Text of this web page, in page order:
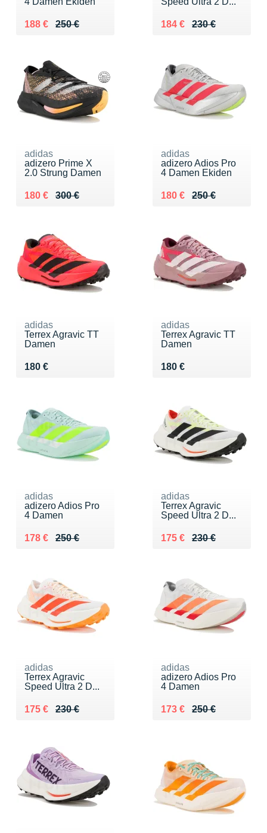
250 €
Au lieu de 250 €
188 €
Vendu 188 € 230 €
Au lieu de 230 €
184 €
Vendu 184 €
adidas
adizero Prime X
2.0 Strung Damen
300 €
Au lieu de 300 €
180 €
Vendu 180 €
adidas
adizero Adios Pro
4 Damen Ekiden
250 €
Au lieu de 250 €
180 €
Vendu 180 €
adidas
Terrex Agravic TT
Damen
180 €
Vendu 180 €
adidas
Terrex Agravic TT
Damen
180 €
Vendu 180 €
adidas
adizero Adios Pro
4 Damen
250 €
Au lieu de 250 €
178 €
Vendu 178 €
adidas
Terrex Agravic
Speed Ultra 2 D...
230 €
Au lieu de 230 €
175 €
Vendu 175 €
adidas
Terrex Agravic
Speed Ultra 2 D...
230 €
Au lieu de 230 €
175 €
Vendu 175 €
adidas
adizero Adios Pro
4 Damen
250 €
Au lieu de 250 €
173 €
Vendu 173 €